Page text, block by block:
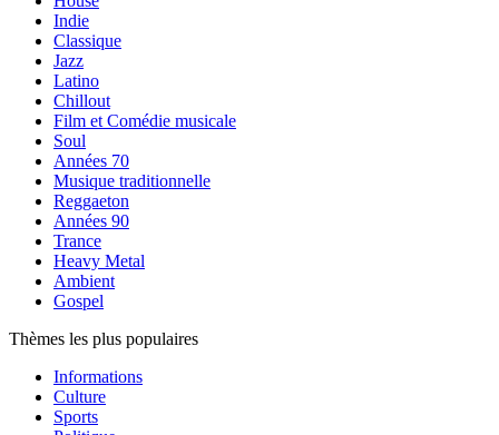
Indie
Classique
Jazz
Latino
Chillout
Film et Comédie musicale
Soul
Années 70
Musique traditionnelle
Reggaeton
Années 90
Trance
Heavy Metal
Ambient
Gospel
Thèmes les plus populaires
Informations
Culture
Sports